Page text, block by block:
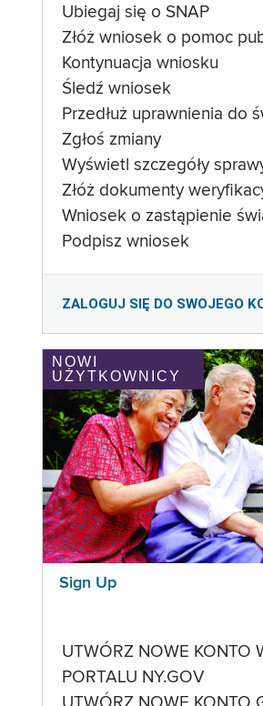
Ubiegaj się o SNAP
Złóż wniosek o pomoc
Kontynuacja wniosku
Śledź wniosek
Przedłuż uprawnienia do
Zgłoś zmiany
Wyświetl szczegóły
Złóż dokumenty
Wniosek o zastąpienie
Podpisz wniosek
ZALOGUJ SIĘ DO SWOJEGO
NOWI
UŻYTKOWNICY
Sign Up
UTWÓRZ NOWE KONTO
PORTALU NY.GOV